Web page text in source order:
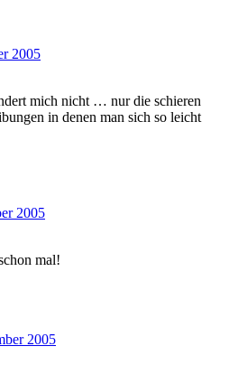
2005
mich nicht … nur die schieren
in denen man sich so leicht
2005
mal!
2005